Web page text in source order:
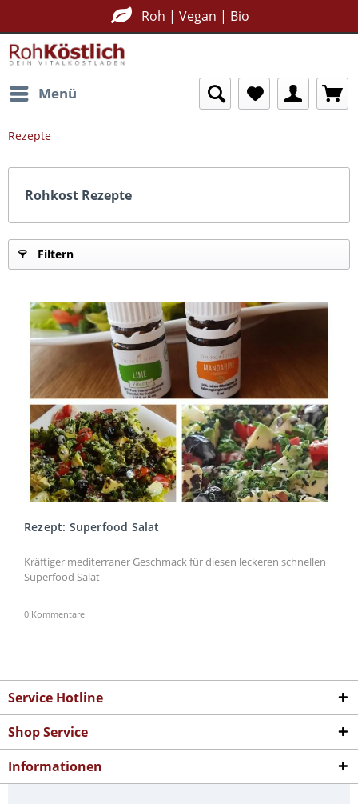
Roh | Vegan | Bio
Menü
Rezepte
Rohkost Rezepte
Filtern
Rezept: Superfood Salat
Kräftiger mediterraner Geschmack für diesen leckeren schnellen
Superfood Salat
0 Kommentare
Service Hotline
Shop Service
Informationen